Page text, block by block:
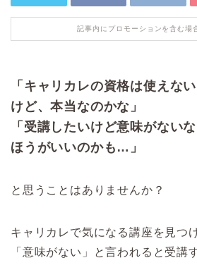
記事内にプロモーションを含む場
「キャリカレの資格は使えな
けど、本当なのかな」
「受講したいけど意味がない
ほうがいいのかも…」
と思うことはありませんか？
キャリカレで気になる講座を見つ
「意味がない」と言われると受講